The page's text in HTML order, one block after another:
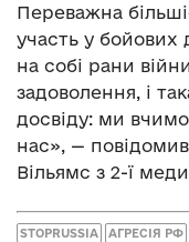
Переважна
участь у бойових
на собі рани
задоволення, і
досвіду: ми
нас», —
Вільямс з 2-ї
STOPRUSSIA АГРЕСІЯ РФ